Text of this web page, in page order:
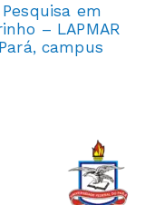
em
– LAPMAR
campus